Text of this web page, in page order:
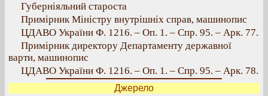
Губерніяльний староста
Примірник Міністру внутрішніх справ, машинопис
ЦДАВО України Ф. 1216. – Оп. 1. – Спр. 95. – Арк. 77.
Примірник директору Департаменту державної
варти, машинопис
ЦДАВО України Ф. 1216. – Оп. 1. – Спр. 95. – Арк. 78.
Джерело